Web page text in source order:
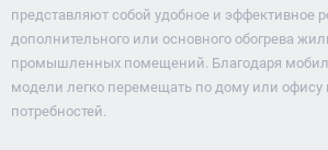
представляют собой удобное и эффективное
дополнительного или основного обогрева
промышленных помещений. Благодаря
модели легко перемещать по дому или офису
потребностей.